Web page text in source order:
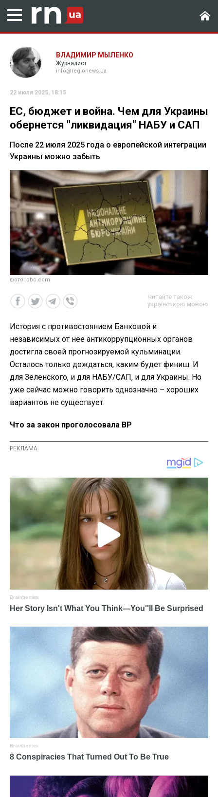
ВЛАДИМИР МЫЛЕНКО
Журналист
info@regionews.ua
22 июля 2025, 18:15
ЕС, бюджет и война. Чем для Украины
обернется "ликвидация" НАБУ и САП
После 22 июля 2025 года о европейской интеграции
Украины можно забыть
фото: bbc.com
Читайте також
українською мовою
История с противостоянием Банковой и
независимых от нее антикоррупционных органов
достигла своей прогнозируемой кульминации.
Осталось только дождаться, каким будет финиш. И
для Зеленского, и для НАБУ/САП, и для Украины. Но
уже сейчас можно говорить однозначно – хороших
вариантов не существует.
Что за закон проголосовала ВР